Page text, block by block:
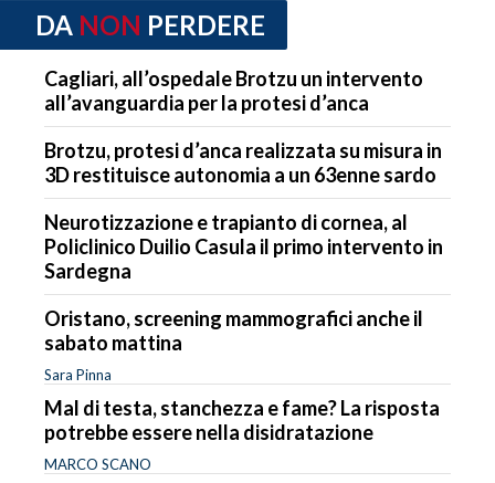
DA NON PERDERE
Cagliari, all’ospedale Brotzu un intervento
all’avanguardia per la protesi d’anca
Brotzu, protesi d’anca realizzata su misura in
3D restituisce autonomia a un 63enne sardo
Neurotizzazione e trapianto di cornea, al
Policlinico Duilio Casula il primo intervento in
Sardegna
Oristano, screening mammografici anche il
sabato mattina
Sara Pinna
Mal di testa, stanchezza e fame? La risposta
potrebbe essere nella disidratazione
MARCO SCANO